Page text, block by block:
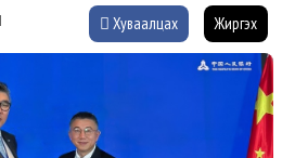
Хуваалцах Жиргэх